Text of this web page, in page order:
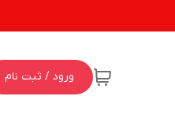
ورود / ثبت نام